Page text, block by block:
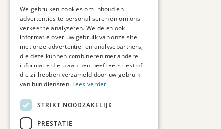
Veelgestelde vragen
Duurzaam ondernemen
Contact informatie
Etienne de Pinedaweg 34
3711 CH, Austerlitz
Nederland
info@fotoprintxl.nl
0343 78 58 00
We gebruiken cookies om inhoud en
advertenties te personaliseren en om ons
verkeer te analyseren. We delen ook
informatie over uw gebruik van onze site
met onze advertentie- en analysepartners,
die deze kunnen combineren met andere
informatie die u aan hen heeft verstrekt of
die zij hebben verzameld door uw gebruik
van hun diensten. Lees verder
STRIKT NOODZAKELIJK
PRESTATIE